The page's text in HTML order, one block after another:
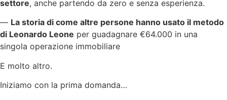
settore, anche partendo da zero e senza esperienza.
— La storia di come altre persone hanno usato il metodo
di Leonardo Leone per guadagnare €64.000 in una
singola operazione immobiliare
E molto altro.
Iniziamo con la prima domanda…